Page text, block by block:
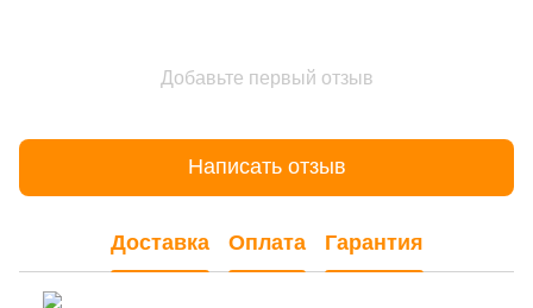
Добавьте первый отзыв
Написать отзыв
Доставка Оплата Гарантия